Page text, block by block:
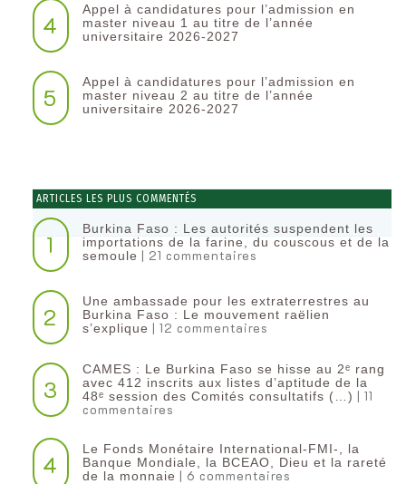
4
Appel à candidatures pour l’admission en
master niveau 1 au titre de l’année
universitaire 2026-2027
5
Appel à candidatures pour l’admission en
master niveau 2 au titre de l’année
universitaire 2026-2027
ARTICLES LES PLUS COMMENTÉS
1
Burkina Faso : Les autorités suspendent les
importations de la farine, du couscous et de la
semoule | 21 commentaires
2
Une ambassade pour les extraterrestres au
Burkina Faso : Le mouvement raëlien
s’explique | 12 commentaires
3
CAMES : Le Burkina Faso se hisse au 2ᵉ rang
avec 412 inscrits aux listes d’aptitude de la
48ᵉ session des Comités consultatifs (…) | 11
commentaires
4
Le Fonds Monétaire International-FMI-, la
Banque Mondiale, la BCEAO, Dieu et la rareté
de la monnaie | 6 commentaires